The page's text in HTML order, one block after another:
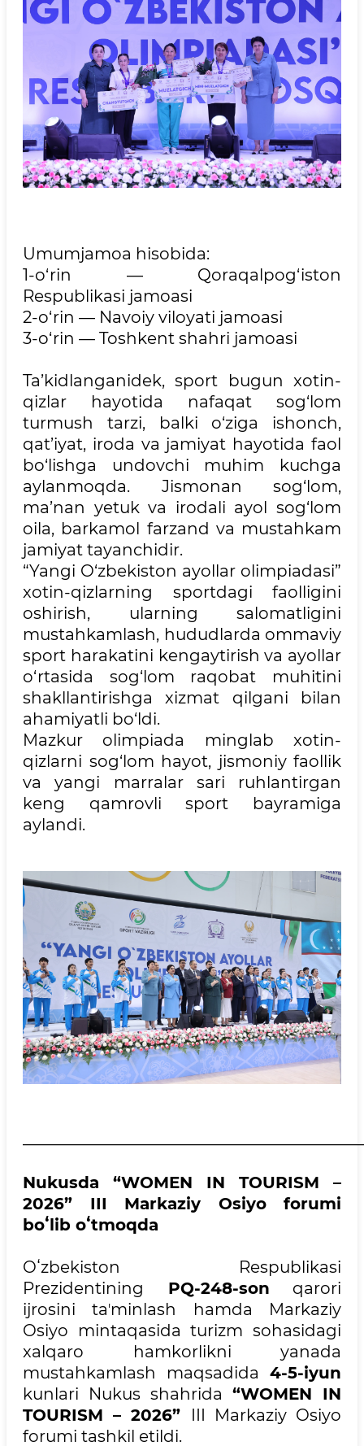
Umumjamoa hisobida:
1-o‘rin — Qoraqalpog‘iston
Respublikasi jamoasi
2-o‘rin — Navoiy viloyati jamoasi
3-o‘rin — Toshkent shahri jamoasi
Ta’kidlanganidek, sport bugun xotin-
qizlar hayotida nafaqat sog‘lom
turmush tarzi, balki o‘ziga ishonch,
qat’iyat, iroda va jamiyat hayotida faol
bo‘lishga undovchi muhim kuchga
aylanmoqda. Jismonan sog‘lom,
ma’nan yetuk va irodali ayol sog‘lom
oila, barkamol farzand va mustahkam
jamiyat tayanchidir.
“Yangi O‘zbekiston ayollar olimpiadasi”
xotin-qizlarning sportdagi faolligini
oshirish, ularning salomatligini
mustahkamlash, hududlarda ommaviy
sport harakatini kengaytirish va ayollar
o‘rtasida sog‘lom raqobat muhitini
shakllantirishga xizmat qilgani bilan
ahamiyatli bo‘ldi.
Mazkur olimpiada minglab xotin-
qizlarni sog‘lom hayot, jismoniy faollik
va yangi marralar sari ruhlantirgan
keng qamrovli sport bayramiga
aylandi.
Nukusda “WOMEN IN TOURISM –
2026” III Markaziy Osiyo forumi
boʻlib oʻtmoqda
Oʻzbekiston Respublikasi
Prezidentining PQ-248-son qarori
ijrosini taʼminlash hamda Markaziy
Osiyo mintaqasida turizm sohasidagi
xalqaro hamkorlikni yanada
mustahkamlash maqsadida 4-5-iyun
kunlari Nukus shahrida “WOMEN IN
TOURISM – 2026” III Markaziy Osiyo
forumi tashkil etildi.